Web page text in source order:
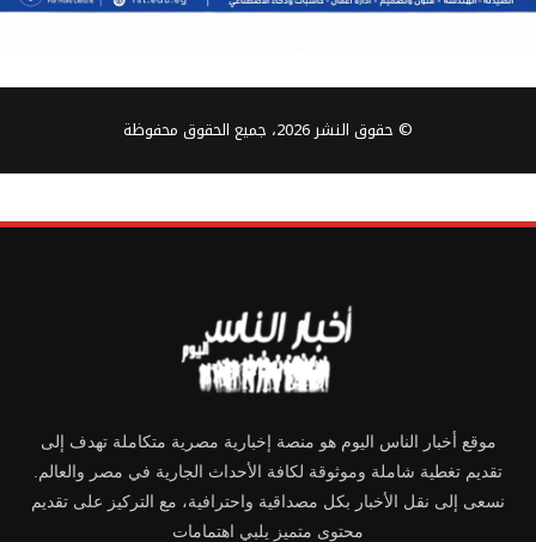
© حقوق النشر 2026، جميع الحقوق محفوظة
موقع أخبار الناس اليوم هو منصة إخبارية مصرية متكاملة تهدف إلى
تقديم تغطية شاملة وموثوقة لكافة الأحداث الجارية في مصر والعالم.
نسعى إلى نقل الأخبار بكل مصداقية واحترافية، مع التركيز على تقديم
محتوى متميز يلبي اهتمامات